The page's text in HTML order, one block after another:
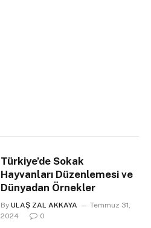
Türkiye’de Sokak
Hayvanları Düzenlemesi ve
Dünyadan Örnekler
By ULAŞ ZAL AKKAYA
Temmuz 31,
2024
0